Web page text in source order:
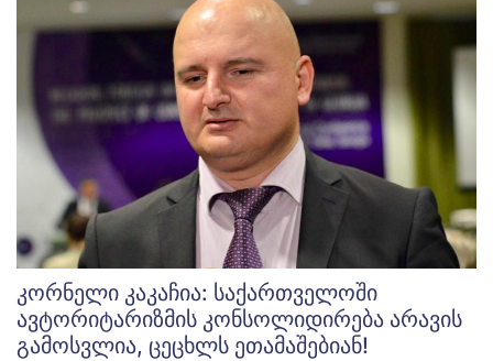
კორნელი კაკაჩია: საქართველოში
ავტორიტარიზმის კონსოლიდირება არავის
გამოსვლია, ცეცხლს ეთამაშებიან!